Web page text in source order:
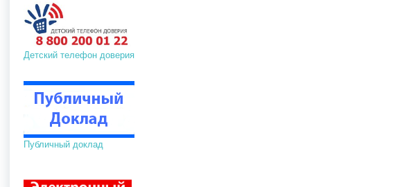
Детский телефон доверия
Публичный доклад